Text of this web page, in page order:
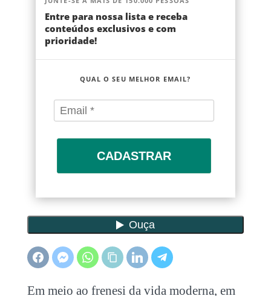
Entre para nossa lista e receba
conteúdos exclusivos e com
prioridade!
QUAL O SEU MELHOR EMAIL?
CADASTRAR
Em meio ao frenesi da vida moderna, em